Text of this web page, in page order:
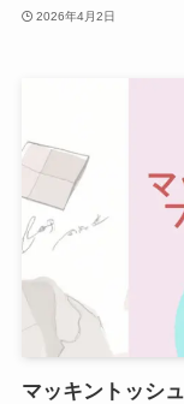
2026年4月2日
マッキントッシ